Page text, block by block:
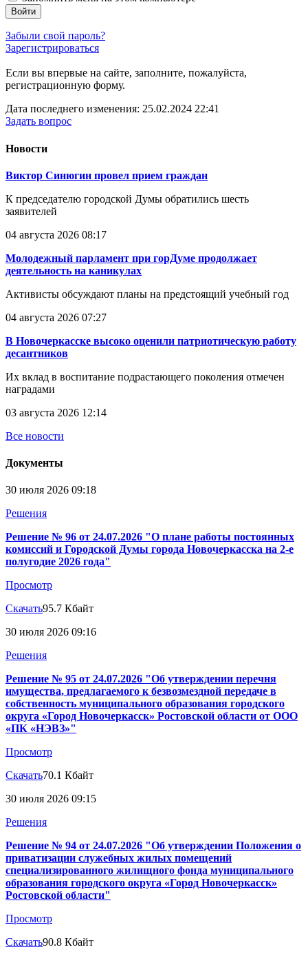
Войти
Забыли свой пароль?
Зарегистрироваться
Если вы впервые на сайте, заполните, пожалуйста,
регистрационную форму.
Дата последнего изменения: 25.02.2024 22:41
Задать вопрос
Новости
Виктор Синюгин провел прием граждан
К председателю городской Думы обратились шесть
заявителей
04 августа 2026 08:17
Молодежный парламент при горДуме продолжает
деятельность на каникулах
Активисты обсуждают планы на предстоящий учебный год
04 августа 2026 07:27
В Новочеркасске высоко оценили патриотическую работу
десантников
Их вклад в воспитание подрастающего поколения отмечен
наградами
03 августа 2026 12:14
Все новости
Документы
30 июля 2026 09:18
Решения
Решение № 96 от 24.07.2026 "О плане работы постоянных
комиссий и Городской Думы города Новочеркасска на 2-е
полугодие 2026 года"
Просмотр
Скачать95.7 Кбайт
30 июля 2026 09:16
Решения
Решение № 95 от 24.07.2026 "Об утверждении перечня
имущества, предлагаемого к безвозмездной передаче в
собственность муниципального образования городского
округа «Город Новочеркасск» Ростовской области от ООО
«ПК «НЭВЗ»"
Просмотр
Скачать70.1 Кбайт
30 июля 2026 09:15
Решения
Решение № 94 от 24.07.2026 "Об утверждении Положения о
приватизации служебных жилых помещений
специализированного жилищного фонда муниципального
образования городского округа «Город Новочеркасск»
Ростовской области"
Просмотр
Скачать90.8 Кбайт